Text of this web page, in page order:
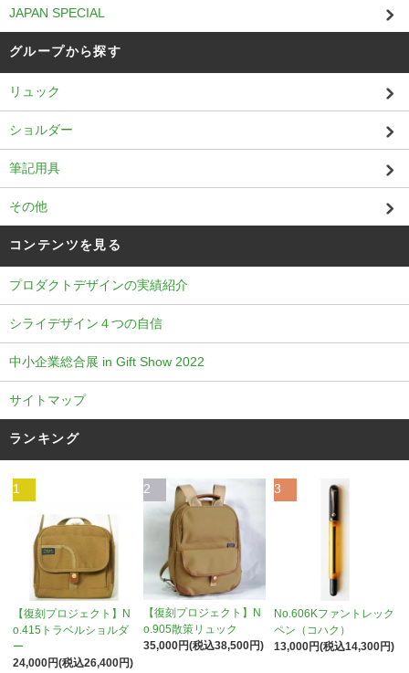
JAPAN SPECIAL
グループから探す
リュック
ショルダー
筆記用具
その他
コンテンツを見る
プロダクトデザインの実績紹介
シライデザイン４つの自信
中小企業総合展 in Gift Show 2022
サイトマップ
ランキング
1
【復刻プロジェクト】N
o.415トラベルショルダ
ー
24,000円(税込26,400円)
2
【復刻プロジェクト】N
o.905散策リュック
35,000円(税込38,500円)
3
No.606Kファントレック
ペン（コハク）
13,000円(税込14,300円)